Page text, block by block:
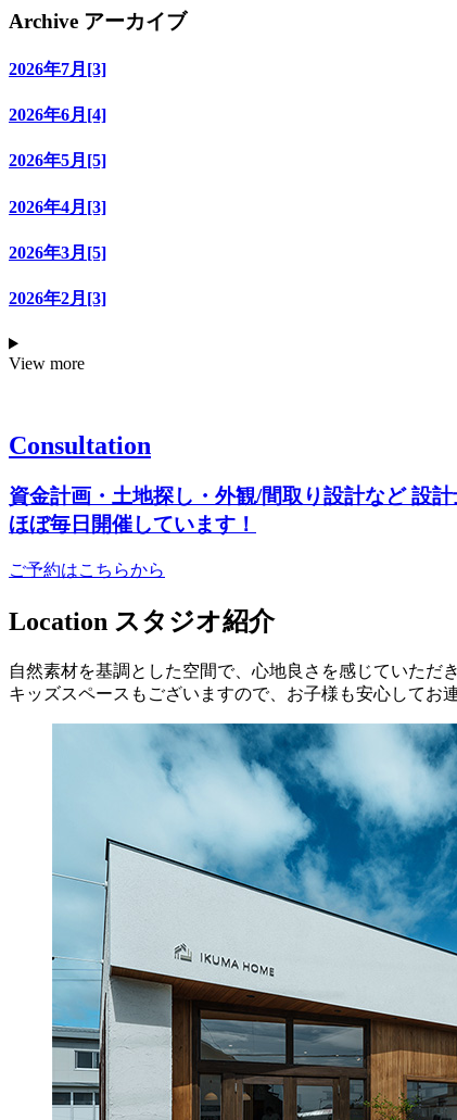
Archive アーカイブ
2026年7月[3]
2026年6月[4]
2026年5月[5]
2026年4月[3]
2026年3月[5]
2026年2月[3]
View more
Consultation
資金計画・土地探し・外観/間取り設計など 設
ほぼ毎日開催しています！
ご予約はこちらから
Location スタジオ紹介
自然素材を基調とした空間で、心地良さを感じていただ
キッズスペースもございますので、お子様も安心してお